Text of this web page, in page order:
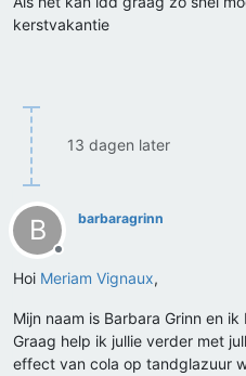
kerstvakantie
13 dagen later
B
Offline
barbaragrinn
Hoi Meriam Vignaux,
Mijn naam is Barbara Grinn en
Graag help ik jullie verder met
effect van cola op tandglazuur